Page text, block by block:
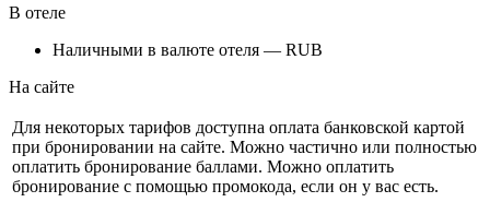
В отеле
Наличными в валюте отеля — RUB
На сайте
Для некоторых тарифов доступна оплата банковской картой
при бронировании на сайте. Можно частично или полностью
оплатить бронирование баллами. Можно оплатить
бронирование с помощью промокода, если он у вас есть.